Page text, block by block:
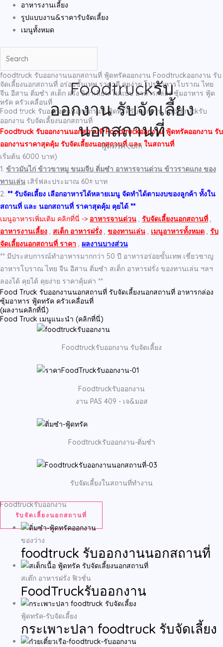
อาหารงานเลี้ยง
รูปแบบงาน&ราคารับจัดเลี้ยง
เมนูทั้งหมด
Foodtruckรับ
ออกงาน รับจัดเลี้ยง
นอกสถานที่
ฟู้ดทรัค.com
foodtruck รับออกงานนอกสถานที่ ฟู้ดทรัคออกงาน Foodtruckออกงาน รับ
จัดเลี้ยงนอกสถานที่ อร่อยขั้นเทพ ราคาดี คุยง่าย โปรอาหารโบราณ ไทย
จีน อีสาน ติ่มซำ สเต็ก ฝรั่ง อิตาเลี่ยน ในแบบ อาหารกล่อง ซุ้มอาหาร ฟู้ด
ทรัค ครัวเคลื่อนที่
Food truck รับออกงานนอกสถานที่ ฟู้ดทรัครับออกงาน Foodtruckรับ
ออกงาน รับจัดเลี้ยงนอกสถานที่
Foodtruck รับออกงานนอกสถานที่ Foodtruckออกงาน ฟู้ดทรัคออกงาน รับ
ออกงานราคาสุดคุ้ม รับจัดเลี้ยงนอกสถานที่ และ ในสถานที่
เริ่มต้น 6000 บาท)
1. ข้าวมันไก่ ข้าวขาหมู ขนมจีบ ติ่มซำ อาหารจานด่วน ข้าวราดแกง ของ
ทานเล่น เสิร์ฟละประมาณ 60± บาท
2. ** รับจัดเลี้ยง เลือกอาหารได้หลายเมนู จัดทำได้ตามงบของลูกค้า ทั้งใน
สถานที่ และ นอกสถานที่ ราคาสุดคุ้ม คุยได้ **
เมนูอาหารเพิ่มเติม คลิกที่นี่ -> อาหารจานด่วน , รับจัดเลี้ยงนอกสถานที่ ,
อาหารงานเลี้ยง , สเต็ก อาหารฝรั่ง , ของทานเล่น , เมนูอาหารทั้งหมด , รับ
จัดเลี้ยงนอกสถานที่ ราคา , ผลงานบางส่วน
** มีประสบการณ์ทำอาหารมากกว่า 50 ปี อาหารอร่อยขั้นเทพ เชี่ยวชาญ
อาหารโบราณ ไทย จีน อีสาน ติ่มซำ สเต็ก อาหารฝรั่ง ของทานเล่น ฯลฯ
ลองได้ คุยได้ คุยง่าย ราคาคุ้มค่า **
Food Truck รับออกงานนอกสถานที่ รับจัดเลี้ยงนอกสถานที่ อาหารกล่อง
ซุ้มอาหาร ฟู้ดทรัค ครัวเคลื่อนที่
(ผลงานคลิกที่นี่)
Food Truck เมนูแนะนำ (คลิกที่นี่)
Foodtruckรับออกงาน รับจัดเลี้ยง
Foodtruckรับออกงาน
งาน PAS 409 - เจ&มอส
Foodtruckรับออกงาน-ติ่มซำ
รับจัดเลี้ยงในสถานที่ทำงาน
Foodtruckรับออกงาน
รับจัดเลี้ยงนอกสถานที่
ของว่าง
foodtruck รับออกงานนอกสถานที่
สเต๊ก อาหารฝรั่ง ฟิวชั่น
FoodTruckรับออกงาน
ฟู้ดทรัค-รับจัดเลี้ยง
กระเพาะปลา foodtruck รับจัดเลี้ยง